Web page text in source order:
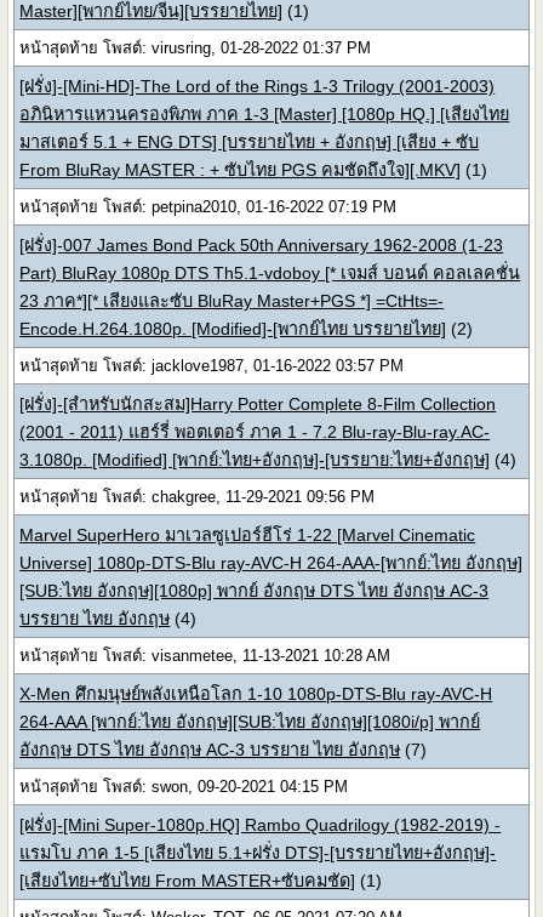
Master][พากย์ไทย/จีน][บรรยายไทย] (1)
หน้าสุดท้าย โพสต์: virusring, 01-28-2022 01:37 PM
[ฝรั่ง]-[Mini-HD]-The Lord of the Rings 1-3 Trilogy (2001-2003)
อภินิหารแหวนครองพิภพ ภาค 1-3 [Master] [1080p HQ.] [เสียงไทย
มาสเตอร์ 5.1 + ENG DTS] [บรรยายไทย + อังกฤษ] [เสียง + ซับ
From BluRay MASTER : + ซับไทย PGS คมชัดถึงใจ][.MKV] (1)
หน้าสุดท้าย โพสต์: petpina2010, 01-16-2022 07:19 PM
[ฝรั่ง]-007 James Bond Pack 50th Anniversary 1962-2008 (1-23
Part) BluRay 1080p DTS Th5.1-vdoboy [* เจมส์ บอนด์ คอลเลคชั่น
23 ภาค*][* เสียงและซับ BluRay Master+PGS *] =CtHts=-
Encode.H.264.1080p. [Modified]-[พากย์ไทย บรรยายไทย] (2)
หน้าสุดท้าย โพสต์: jacklove1987, 01-16-2022 03:57 PM
[ฝรั่ง]-[สำหรับนักสะสม]Harry Potter Complete 8-Film Collection
(2001 - 2011) แฮร์รี่ พอตเตอร์ ภาค 1 - 7.2 Blu-ray-Blu-ray.AC-
3.1080p. [Modified] [พากย์:ไทย+อังกฤษ]-[บรรยาย:ไทย+อังกฤษ] (4)
หน้าสุดท้าย โพสต์: chakgree, 11-29-2021 09:56 PM
Marvel SuperHero มาเวลซูเปอร์ฮีโร่ 1-22 [Marvel Cinematic
Universe] 1080p-DTS-Blu ray-AVC-H 264-AAA-[พากย์:ไทย อังกฤษ]
[SUB:ไทย อังกฤษ][1080p] พากย์ อังกฤษ DTS ไทย อังกฤษ AC-3
บรรยาย ไทย อังกฤษ (4)
หน้าสุดท้าย โพสต์: visanmetee, 11-13-2021 10:28 AM
X-Men ศึกมนุษย์พลังเหนือโลก 1-10 1080p-DTS-Blu ray-AVC-H
264-AAA [พากย์:ไทย อังกฤษ][SUB:ไทย อังกฤษ][1080i/p] พากย์
อังกฤษ DTS ไทย อังกฤษ AC-3 บรรยาย ไทย อังกฤษ (7)
หน้าสุดท้าย โพสต์: swon, 09-20-2021 04:15 PM
[ฝรั่ง]-[Mini Super-1080p.HQ] Rambo Quadrilogy (1982-2019) -
แรมโบ ภาค 1-5 [เสียงไทย 5.1+ฝรั่ง DTS]-[บรรยายไทย+อังกฤษ]-
[เสียงไทย+ซับไทย From MASTER+ซับคมชัด] (1)